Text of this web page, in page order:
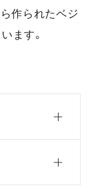
作られたベジ
ます。